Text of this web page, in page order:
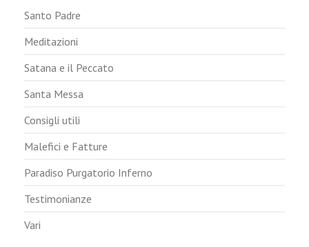
Santo Padre
Meditazioni
Satana e il Peccato
Santa Messa
Consigli utili
Malefici e Fatture
Paradiso Purgatorio Inferno
Testimonianze
Vari